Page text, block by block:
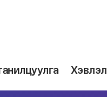
Хэвлэл